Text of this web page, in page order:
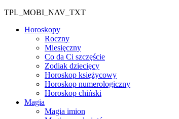
TPL_MOBI_NAV_TXT
Horoskopy
Roczny
Miesięczny
Co da Ci szczęście
Zodiak dziecięcy
Horoskop księżycowy
Horoskop numerologiczny
Horoskop chiński
Magia
Magia imion